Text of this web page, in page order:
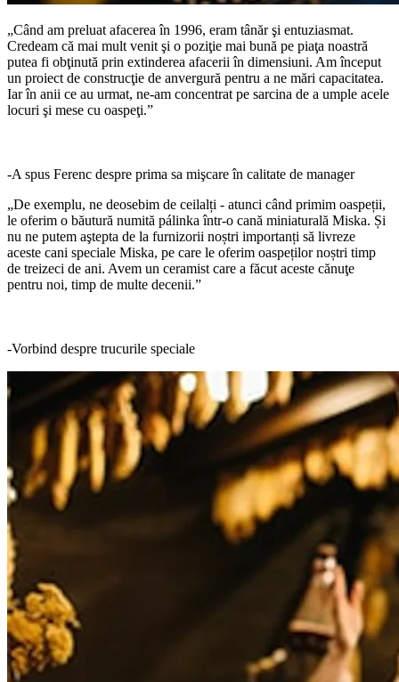
„Când am preluat afacerea în 1996, eram tânăr şi entuziasmat.
Credeam că mai mult venit şi o poziţie mai bună pe piaţa noastră
putea fi obţinută prin extinderea afacerii în dimensiuni. Am început
un proiect de construcţie de anvergură pentru a ne mări capacitatea.
Iar în anii ce au urmat, ne-am concentrat pe sarcina de a umple acele
locuri şi mese cu oaspeţi.”
-A spus Ferenc despre prima sa mişcare în calitate de manager
„De exemplu, ne deosebim de ceilalți - atunci când primim oaspeții,
le oferim o băutură numită pálinka într-o cană miniaturală Miska. Și
nu ne putem aştepta de la furnizorii noștri importanți să livreze
aceste cani speciale Miska, pe care le oferim oaspeților noștri timp
de treizeci de ani. Avem un ceramist care a făcut aceste cănuţe
pentru noi, timp de multe decenii.”
-Vorbind despre trucurile speciale